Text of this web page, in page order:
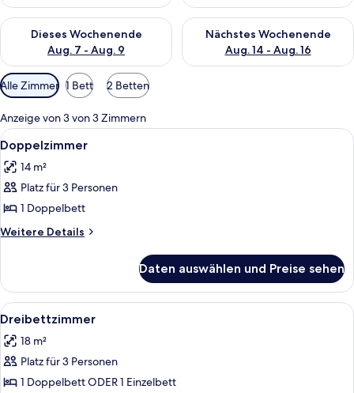
Dieses Wochenende
Aug. 7 - Aug. 9
Überprüfe die Verfügbarkeit für dieses Wochenende, Aug. 7
Nächstes Wochenende
Aug. 14 - Aug. 16
Überprüfe die Verfügbarkeit
Verfügbare
Filter
für
Zimmer
Alle Zimmer 1 Bett 2 Betten
Anzeige von 3 von 3 Zimmern
Alle
Fotos
für
Doppelzimmer
anzeigen
Ein ordentlich eingerichtetes
4
Doppelzimmer
14 m²
Platz für 3 Personen
1 Doppelbett
Weitere Details
Weitere
Daten auswählen und Preise sehen
Alle
Fotos
für
Dreibettzimmer
anzeigen
Ein ordentlich eingerichtetes
4
Dreibettzimmer
18 m²
Platz für 3 Personen
1 Doppelbett ODER 1 Einzelbett